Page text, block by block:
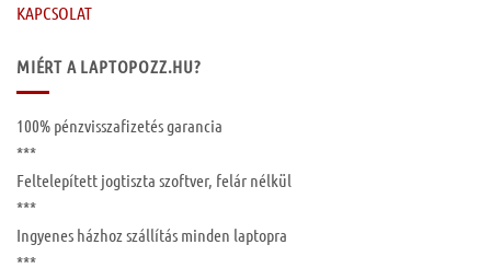
KAPCSOLAT
MIÉRT A LAPTOPOZZ.HU?
100% pénzvisszafizetés garancia
***
Feltelepített jogtiszta szoftver, felár nélkül
***
Ingyenes házhoz szállítás minden laptopra
***